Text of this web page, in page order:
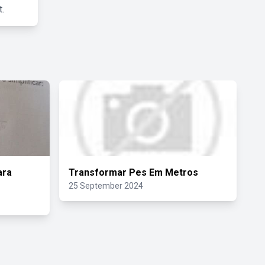
Transformar Pes Em Metros
25 September 2024